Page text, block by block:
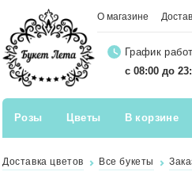
О магазине
График
с 08:00 до
Розы Цветы В корзине
Доставка цветов Все букеты